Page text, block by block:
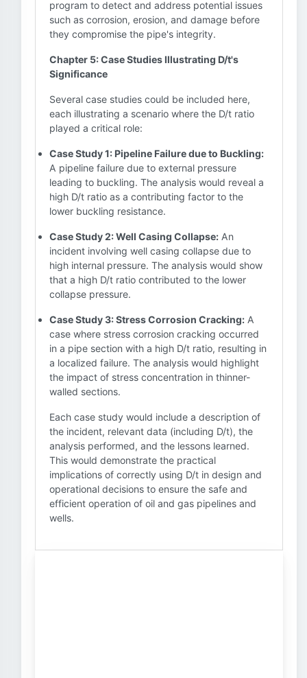
program to detect and address potential issues
such as corrosion, erosion, and damage before
they compromise the pipe's integrity.
Chapter 5: Case Studies Illustrating D/t's
Significance
Several case studies could be included here,
each illustrating a scenario where the D/t ratio
played a critical role:
Case Study 1: Pipeline Failure due to Buckling:
A pipeline failure due to external pressure
leading to buckling. The analysis would reveal a
high D/t ratio as a contributing factor to the
lower buckling resistance.
Case Study 2: Well Casing Collapse: An
incident involving well casing collapse due to
high internal pressure. The analysis would show
that a high D/t ratio contributed to the lower
collapse pressure.
Case Study 3: Stress Corrosion Cracking: A
case where stress corrosion cracking occurred
in a pipe section with a high D/t ratio, resulting in
a localized failure. The analysis would highlight
the impact of stress concentration in thinner-
walled sections.
Each case study would include a description of
the incident, relevant data (including D/t), the
analysis performed, and the lessons learned.
This would demonstrate the practical
implications of correctly using D/t in design and
operational decisions to ensure the safe and
efficient operation of oil and gas pipelines and
wells.